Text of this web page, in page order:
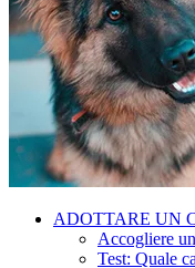
ADOTTARE UN
Accogliere
Test: Quale